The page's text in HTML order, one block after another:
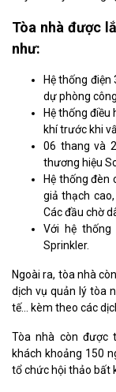
Tòa nhà được
như:
Hệ thống
dự phòng
Hệ thống
khí trước khi
06 thang và
thương hiệu
Hệ thống đèn
giả thạch
Các đầu chờ
Với hệ
Sprinkler.
Ngoài ra, tòa nhà
dịch vụ quản lý tòa
tế… kèm theo các
Tòa nhà còn được
khách khoảng 150
tổ chức hội thảo bất